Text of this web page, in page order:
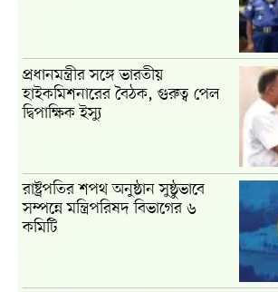
প্রধানমন্ত্রীর সঙ্গে ভারতীয়
হাইকমিশনারের বৈঠক, গুরুত্ব পেল
দ্বিপাক্ষিক ইস্যু
রাষ্ট্রপতির শপথ অনুষ্ঠান সুষ্ঠুভাবে
সম্পন্নে মন্ত্রিপরিষদ বিভাগের ৬
কমিটি